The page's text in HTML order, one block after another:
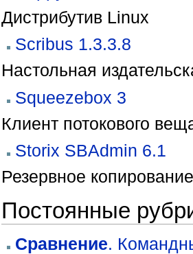
Дистрибутив Linux
Scribus 1.3.3.8
Настольная
Squeezebox 3
Клиент потокового
Storix SBAdmin 6.1
Резервное копирование
Постоянные
Сравнение.